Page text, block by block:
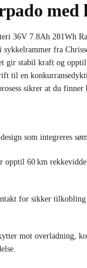
med
36V 7.8Ah 281Wh
sykkelrammer fra
gir stabil kraft og
til en
sikrer at du finner
som integreres
opptil 60 km
for sikker
mot overladning,